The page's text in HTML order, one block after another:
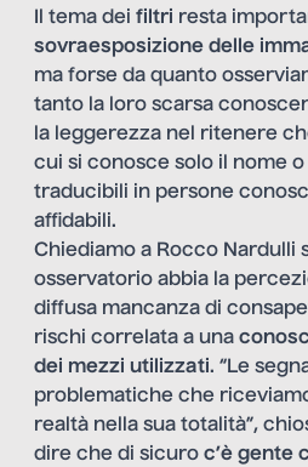
Il tema dei filtri resta
sovraesposizione delle
ma forse da quanto
tanto la loro scarsa
la leggerezza nel ritenere
cui si conosce solo il nome
traducibili in persone
affidabili.
Chiediamo a Rocco Nardulli
osservatorio abbia la
diffusa mancanza di
rischi correlata a una
dei mezzi utilizzati. “Le
problematiche che
realtà nella sua totalità”,
dire che di sicuro c’è gente